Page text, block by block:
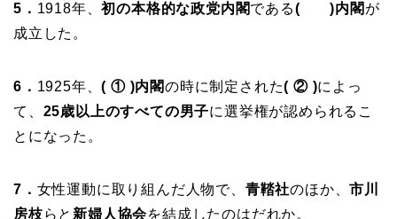
5． 1918年、初の本格的な政党内閣である( )内閣 が
成立した。
6． 1925年、( ① )内閣の時に制定された( ② )によっ
て、 25歳以上のすべての男子に選挙権が認められるこ
とになった。
7． 女性運動に取り組んだ人物で、 青鞜社のほか、市川
房枝らと 新婦人協会を結成したのはだれか。